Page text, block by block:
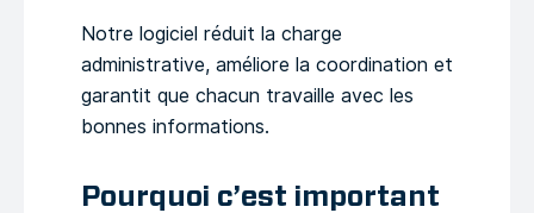
Notre logiciel réduit la charge
administrative, améliore la coordination et
garantit que chacun travaille avec les
bonnes informations.
Pourquoi c’est important